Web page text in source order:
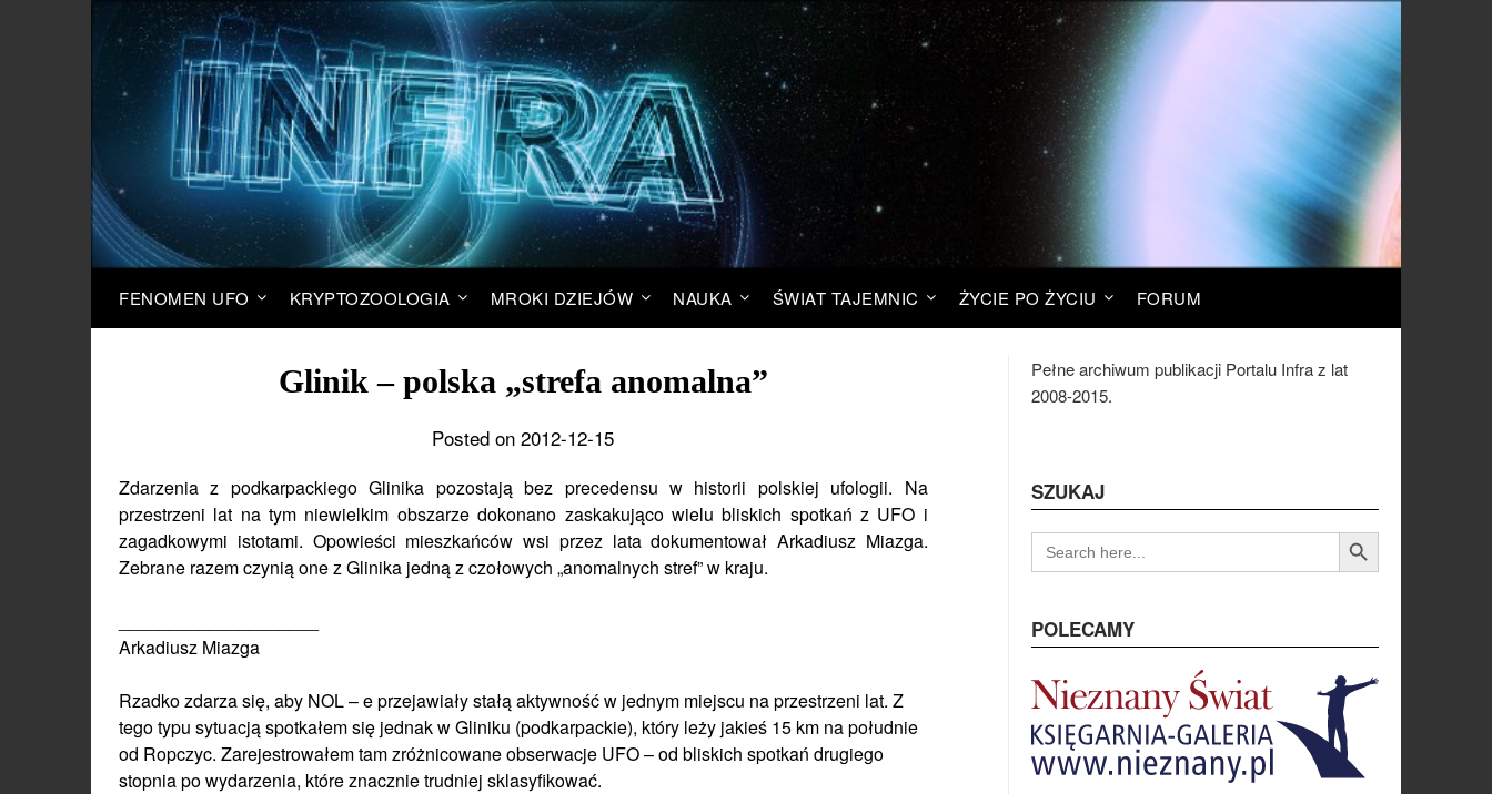
FENOMEN UFO KRYPTOZOOLOGIA MROKI DZIEJÓW NAUKA ŚWIAT TAJEMNIC ŻYCIE PO ŻYCIU FORUM
Glinik – polska „strefa anomalna”
Posted on 2012-12-15
Zdarzenia z podkarpackiego Glinika pozostają bez precedensu w historii polskiej ufologii. Na
przestrzeni lat na tym niewielkim obszarze dokonano zaskakująco wielu bliskich spotkań z UFO i
zagadkowymi istotami. Opowieści mieszkańców wsi przez lata dokumentował Arkadiusz Miazga.
Zebrane razem czynią one z Glinika jedną z czołowych „anomalnych stref” w kraju.
Arkadiusz Miazga
Rzadko zdarza się, aby NOL – e przejawiały stałą aktywność w jednym miejscu na przestrzeni lat. Z
tego typu sytuacją spotkałem się jednak w Gliniku (podkarpackie), który leży jakieś 15 km na południe
od Ropczyc. Zarejestrowałem tam zróżnicowane obserwacje UFO – od bliskich spotkań drugiego
stopnia po wydarzenia, które znacznie trudniej sklasyfikować.
Pełne archiwum publikacji Portalu Infra z lat
2008-2015.
SZUKAJ
SEARCH
FOR:
Search Button
POLECAMY